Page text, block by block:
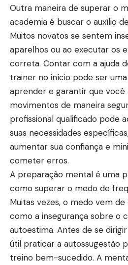
Outra maneira de superar o
academia é buscar o auxílio
Muitos novatos se sentem
aparelhos ou ao executar os
correta. Contar com a ajuda
trainer no início pode ser
aprender e garantir que
movimentos de maneira
profissional qualificado pode
suas necessidades
aumentar sua confiança e
cometer erros.
A preparação mental é uma
como superar o medo de
Muitas vezes, o medo vem
como a insegurança sobre o
autoestima. Antes de se
útil praticar a autossugestão
treino bem-sucedido. A